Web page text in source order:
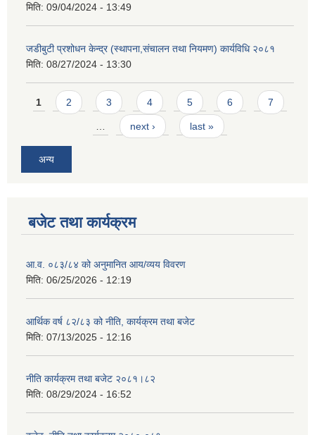
मिति: 09/04/2024 - 13:49
जडीबुटी प्रशोधन केन्द्र (स्थापना,संचालन तथा नियमण) कार्यविधि २०८१
मिति: 08/27/2024 - 13:30
Pages
1 2 3 4 5 6 7
… next › last »
अन्य
बजेट तथा कार्यक्रम
आ.व. ०८३/८४ को अनुमानित आय/व्यय विवरण
मिति: 06/25/2026 - 12:19
आर्थिक वर्ष ८२/८३ को नीति, कार्यक्रम तथा बजेट
मिति: 07/13/2025 - 12:16
नीति कार्यक्रम तथा बजेट २०८१।८२
मिति: 08/29/2024 - 16:52